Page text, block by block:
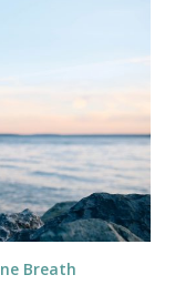
Breath